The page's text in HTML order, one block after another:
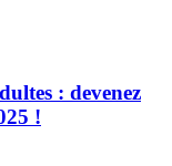
: devenez
!